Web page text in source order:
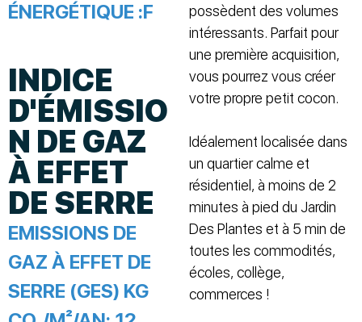
ÉNERGÉTIQUE :F
INDICE
D'ÉMISSIO
N DE GAZ
À EFFET
DE SERRE
EMISSIONS DE
GAZ À EFFET DE
SERRE (GES) KG
possèdent des volumes
intéressants. Parfait pour
une première acquisition,
vous pourrez vous créer
votre propre petit cocon.
Idéalement localisée dans
un quartier calme et
résidentiel, à moins de 2
minutes à pied du Jardin
Des Plantes et à 5 min de
toutes les commodités,
écoles, collège,
commerces !